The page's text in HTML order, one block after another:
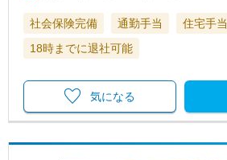
社会保険完備 通勤手当 住宅手当
18時までに退社可能
気になる